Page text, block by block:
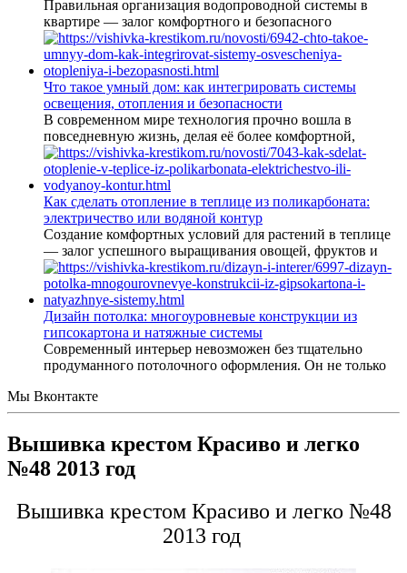
Правильная организация водопроводной системы в
квартире — залог комфортного и безопасного
Что такое умный дом: как интегрировать системы
освещения, отопления и безопасности
В современном мире технология прочно вошла в
повседневную жизнь, делая её более комфортной,
Как сделать отопление в теплице из поликарбоната:
электричество или водяной контур
Создание комфортных условий для растений в теплице
— залог успешного выращивания овощей, фруктов и
Дизайн потолка: многоуровневые конструкции из
гипсокартона и натяжные системы
Современный интерьер невозможен без тщательно
продуманного потолочного оформления. Он не только
Мы Вконтакте
Вышивка крестом Красиво и легко
№48 2013 год
Вышивка крестом Красиво и легко №48
2013 год